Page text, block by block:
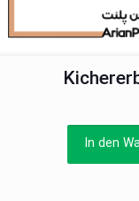
In den